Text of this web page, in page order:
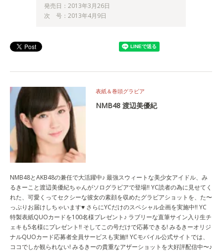
発売日：2013年3月26日
次 号：2013年4月9日
表紙＆巻頭グラビア
NMB48 渡辺美優紀
NMB48とAKB48の兼任で大活躍中♪ 最強スウィートな美少女アイドル、み
るきーこと渡辺美優紀ちゃんがソログラビアで登場!! YC読者の為に見せてく
れた、可愛くってセクシーな彼女の素顔を収めたグラビアショットを、た〜
っぷりお届けしちゃいます♥ さらにYCだけのスペシャル企画を実施中!! YC
特製表紙QUOカードを100名様プレゼント♪ ラブリーな直筆サイン入り生チ
ェキも5名様にプレゼント!! そしてこの号だけで応募できる! みるきーオリジ
ナルQUOカード応募者全員サービスも実施!! YCモバイル公式サイトでは、
ココでしか観られない! みるきーの貴重なアザーショットを大好評配信中〜♪